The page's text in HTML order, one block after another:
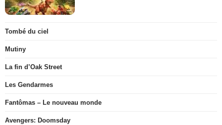
Tombé du ciel
Mutiny
La fin d’Oak Street
Les Gendarmes
Fantômas – Le nouveau monde
Avengers: Doomsday